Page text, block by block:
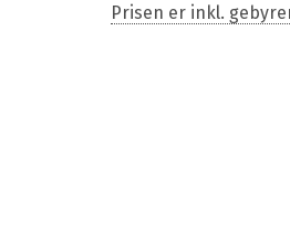
Prisen er inkl.